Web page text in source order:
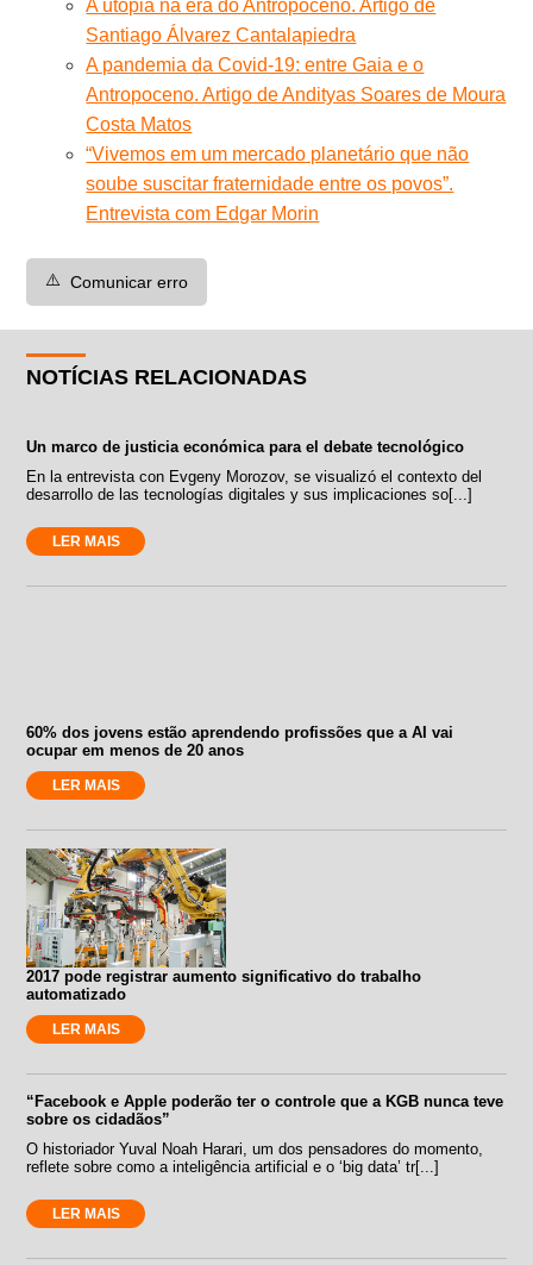
A utopia na era do Antropoceno. Artigo de
Santiago Álvarez Cantalapiedra
A pandemia da Covid-19: entre Gaia e o
Antropoceno. Artigo de Andityas Soares de Moura
Costa Matos
“Vivemos em um mercado planetário que não
soube suscitar fraternidade entre os povos”.
Entrevista com Edgar Morin
⚠️ Comunicar erro
NOTÍCIAS RELACIONADAS
Un marco de justicia económica para el debate tecnológico
En la entrevista con Evgeny Morozov, se visualizó el contexto del
desarrollo de las tecnologías digitales y sus implicaciones so[...]
LER MAIS
60% dos jovens estão aprendendo profissões que a AI vai
ocupar em menos de 20 anos
LER MAIS
2017 pode registrar aumento significativo do trabalho
automatizado
LER MAIS
“Facebook e Apple poderão ter o controle que a KGB nunca teve
sobre os cidadãos”
O historiador Yuval Noah Harari, um dos pensadores do momento,
reflete sobre como a inteligência artificial e o ‘big data’ tr[...]
LER MAIS